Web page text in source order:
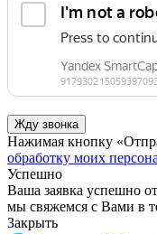
Нажимая кнопку
обработку моих
Успешно
Ваша заявка успешно
мы свяжемся с Вами в
Закрыть